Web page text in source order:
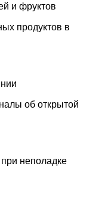
и фруктов
продуктов в
об открытой
неполадке